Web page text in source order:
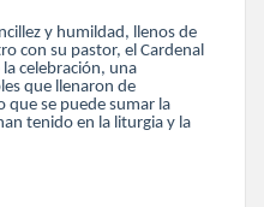
y humildad, llenos de
con su pastor, el Cardenal
celebración, una
que llenaron de
que se puede sumar la
tenido en la liturgia y la